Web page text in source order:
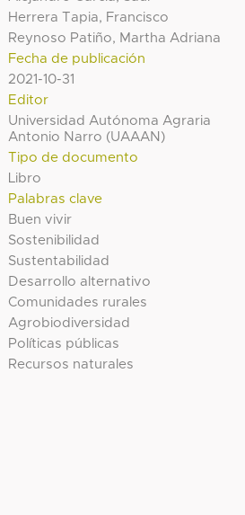
Herrera Tapia, Francisco
Reynoso Patiño, Martha Adriana
Fecha de publicación
2021-10-31
Editor
Universidad Autónoma Agraria
Antonio Narro (UAAAN)
Tipo de documento
Libro
Palabras clave
Buen vivir
Sostenibilidad
Sustentabilidad
Desarrollo alternativo
Comunidades rurales
Agrobiodiversidad
Políticas públicas
Recursos naturales